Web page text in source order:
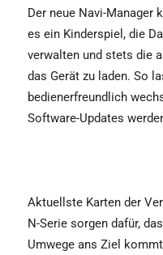
Der neue Navi-Manager
es ein Kinderspiel, die
verwalten und stets die
das Gerät zu laden. So
bedienerfreundlich
Software-Updates
Aktuellste Karten der
N-Serie sorgen dafür,
Umwege ans Ziel